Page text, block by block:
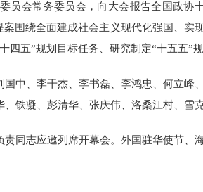
员会常务委员会，向大会报告全国政
围绕全面建成社会主义现代化强国、
五”规划目标任务、研究制定“十五五”
中、李干杰、李书磊、李鸿忠、何立
铁凝、彭清华、张庆伟、洛桑江村、雪
同志应邀列席开幕会。外国驻华使节、